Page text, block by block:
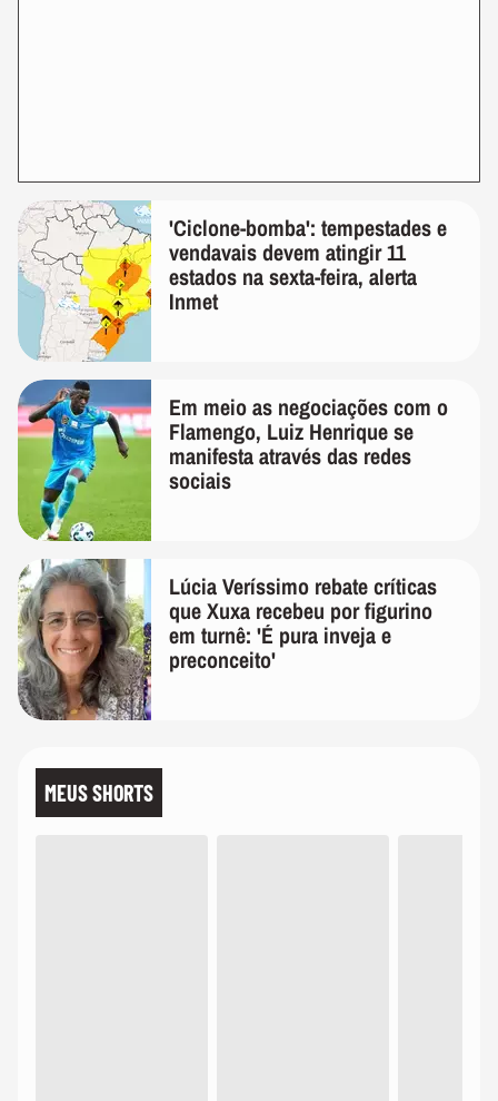
'Ciclone-bomba': tempestades e
vendavais devem atingir 11
estados na sexta-feira, alerta
Inmet
Em meio as negociações com o
Flamengo, Luiz Henrique se
manifesta através das redes
sociais
Lúcia Veríssimo rebate críticas
que Xuxa recebeu por figurino
em turnê: 'É pura inveja e
preconceito'
MEUS SHORTS